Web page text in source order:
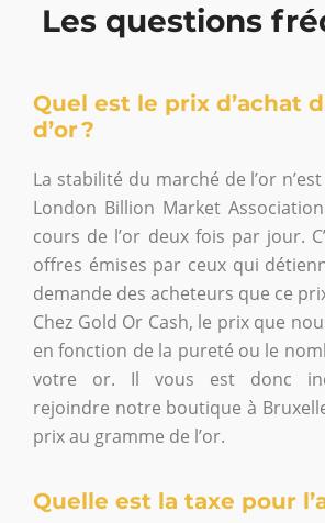
Les questions
Quel est le prix d’achat
d’or ?
La stabilité du marché de l’or
London Billion Market
cours de l’or deux fois par jour.
offres émises par ceux qui
demande des acheteurs que ce
Chez Gold Or Cash, le prix que
en fonction de la pureté ou le
votre or. Il vous est donc
rejoindre notre boutique à
prix au gramme de l’or.
Quelle est la taxe pour